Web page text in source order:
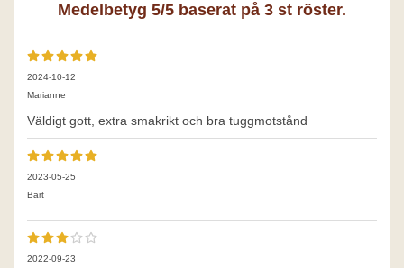
Medelbetyg 5/5 baserat på 3 st röster.
2024-10-12
Marianne
Väldigt gott, extra smakrikt och bra tuggmotstånd
2023-05-25
Bart
2022-09-23